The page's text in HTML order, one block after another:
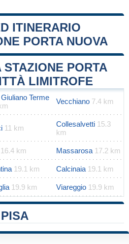
ITINERARIO
PORTA NUOVA
|Map data ©OpenStreetMapcontributors
STAZIONE PORTA
LIMITROFE
Terme
Vecchiano 7.4 km
11 km Collesalvetti 15.3
km
16.4 km Massarosa 17.2 km
19.1 km Calcinaia 19.1 km
19.9 km Viareggio 19.9 km